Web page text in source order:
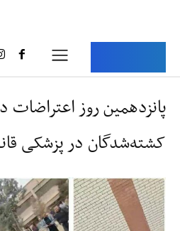
پانزدهمین روز اعتراضات
کشته‌شدگان در پزشکی